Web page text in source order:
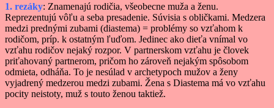
1. rezáky: Znamenajú rodičia, všeobecne muža a ženu.
Reprezentujú vôľu a seba presadenie. Súvisia s obličkami. Medzera
medzi prednými zubami (diastema) = problémy so vzťahom k
rodičom, príp. k ostatným ľuďom. Jedinec ako dieťa vnímal vo
vzťahu rodičov nejaký rozpor. V partnerskom vzťahu je človek
priťahovaný partnerom, pričom ho zároveň nejakým spôsobom
odmieta, odháňa. To je nesúlad v archetypoch mužov a ženy
vyjadrený medzerou medzi zubami. Žena s Diastema má vo vzťahu
pocity neistoty, muž s touto ženou taktiež.